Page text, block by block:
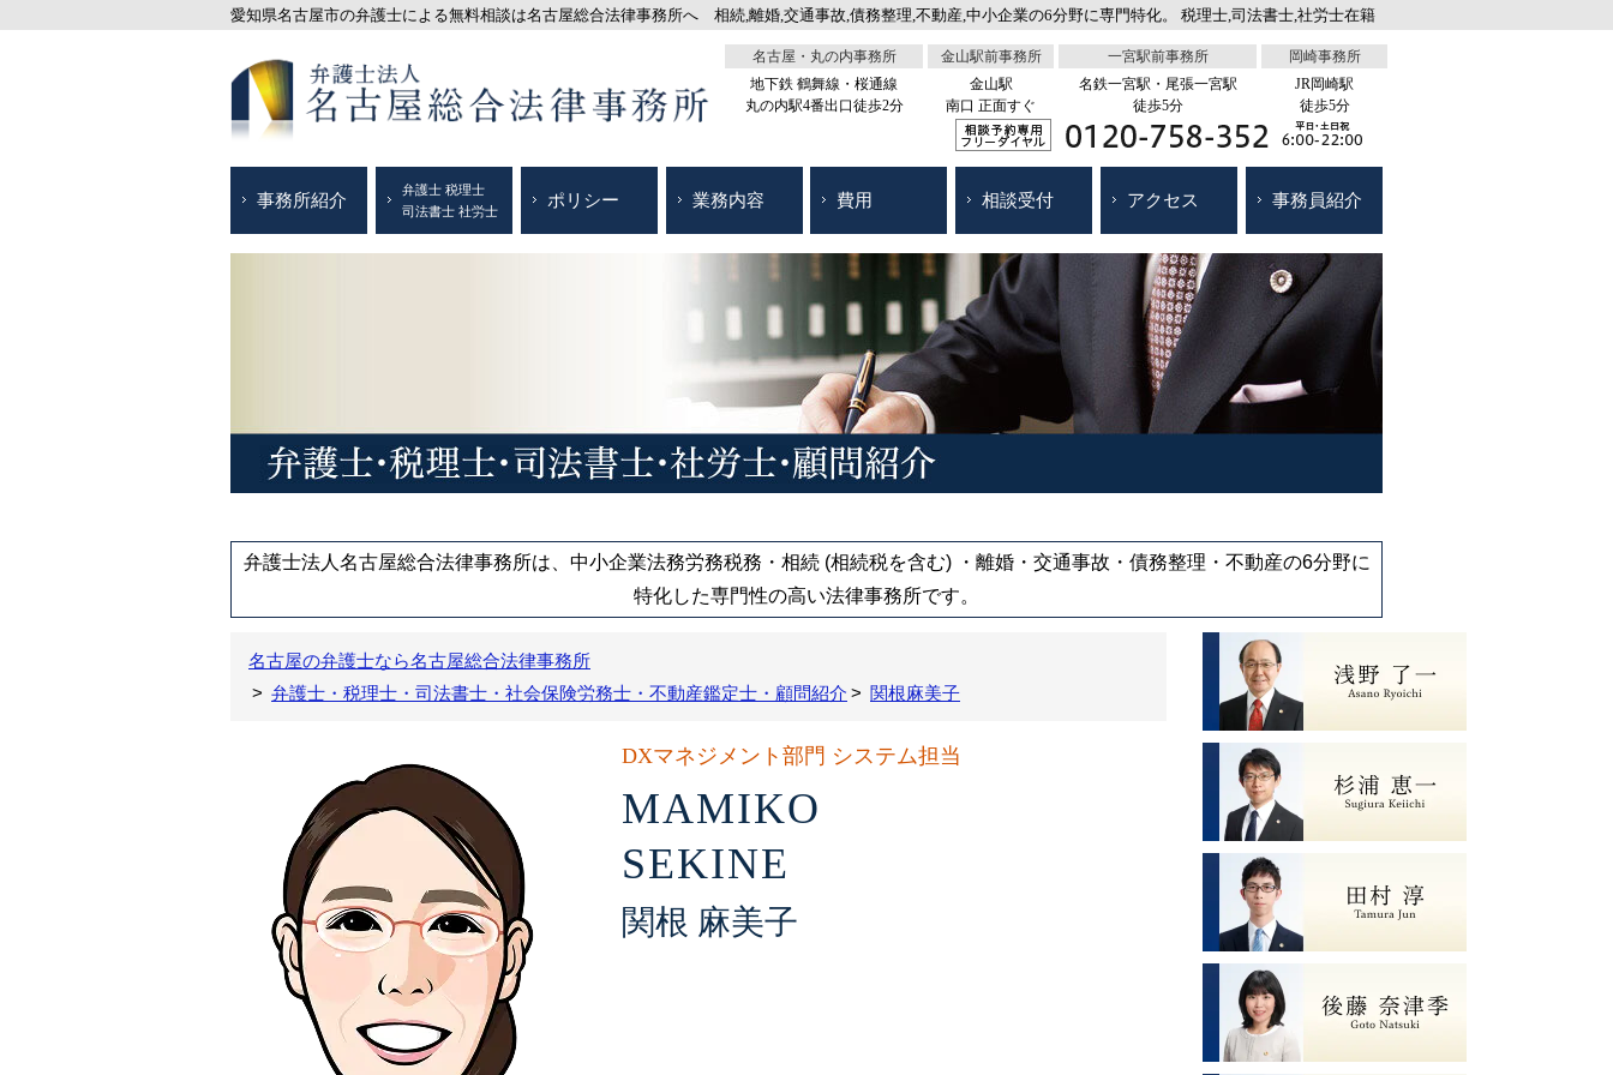
愛知県名古屋市の弁護士による無料相談は名古屋総合法律事務所へ 相続,離婚,交通事故,債務整理,不動産,中小企業の6分野に専門特化。 税理士,司法書士,社労士在籍
名古屋・丸の内事務所
地下鉄 鶴舞線・桜通線
丸の内駅4番出口徒歩2分
金山駅前事務所
金山駅
南口 正面すぐ
一宮駅前事務所
名鉄一宮駅・尾張一宮駅
徒歩5分
岡崎事務所
JR岡崎駅
徒歩5分
事務所紹介
弁護士 税理士
司法書士 社労士
ポリシー 業務内容 費用 相談受付 アクセス 事務員紹介
弁護士法人名古屋総合法律事務所は、中小企業法務労務税務・相続 (相続税を含む) ・離婚・交通事故・債務整理・不動産の6分野に
特化した専門性の高い法律事務所です。
名古屋の弁護士なら名古屋総合法律事務所
弁護士・税理士・司法書士・社会保険労務士・不動産鑑定士・顧問紹介
関根麻美子
DXマネジメント部門 システム担当
MAMIKO
SEKINE
関根 麻美子